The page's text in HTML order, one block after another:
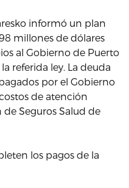
informó un plan
millones de dólares
al Gobierno de Puerto
referida ley. La deuda
por el Gobierno
de atención
Seguros Salud de
los pagos de la